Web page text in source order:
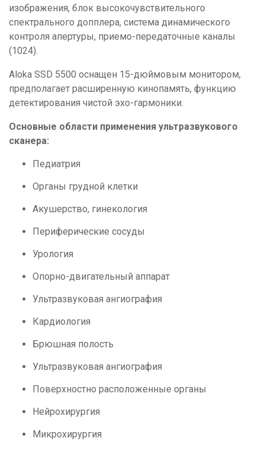
изображения, блок высокочувствительного
спектрального допплера, система динамического
контроля апертуры, приемо-передаточные каналы
(1024).
Aloka SSD 5500 оснащен 15-дюймовым монитором,
предполагает расширенную кинопамять, функцию
детектирования чистой эхо-гармоники.
Основные области применения ультразвукового
сканера:
Педиатрия
Органы грудной клетки
Акушерство, гинекология
Периферические сосуды
Урология
Опорно-двигательный аппарат
Ультразвуковая ангиография
Кардиология
Брюшная полость
Ультразвуковая ангиография
Поверхностно расположенные органы
Нейрохирургия
Микрохирургия